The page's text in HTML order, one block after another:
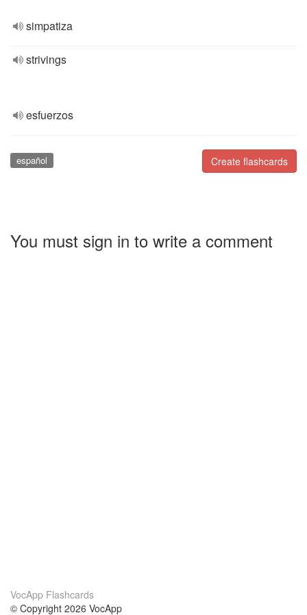
simpatiza
strivings
esfuerzos
Create flashcards
español
You must sign in to write a comment
VocApp Flashcards
© Copyright 2026 VocApp